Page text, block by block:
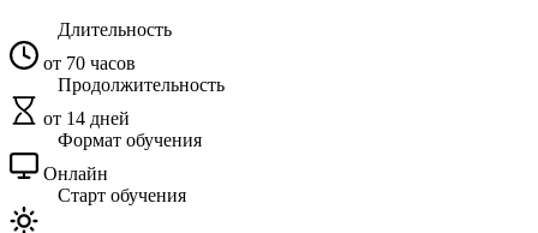
Длительность
от 70 часов
Продолжительность
от 14 дней
Формат обучения
Онлайн
Старт обучения